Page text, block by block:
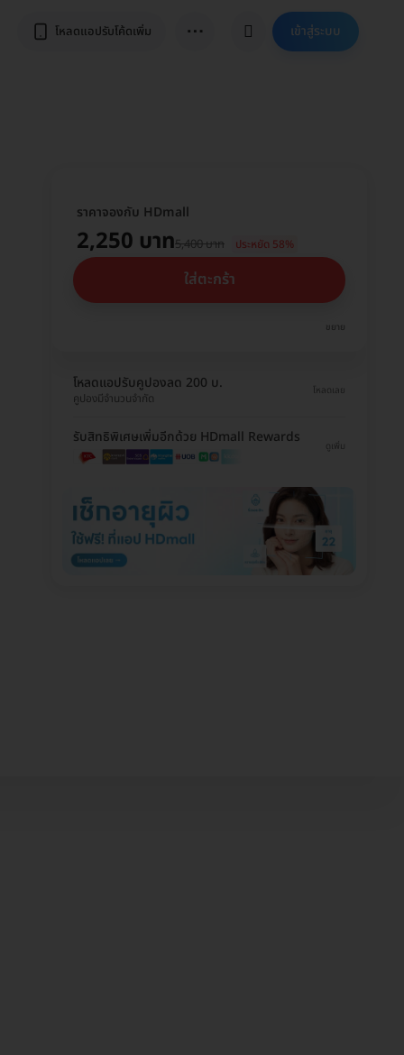
โหลดแอปรับโค้ดเพิ่ม ⋯ เข้าสู่ระบบ
ราคาจองกับ HDmall
2,250 บาท5,400 บาท ประหยัด 58%
ใส่ตะกร้า
ขยาย
โหลดแอปรับคูปองลด 200 บ.
คูปองมีจำนวนจำกัด
โหลดเลย
รับสิทธิพิเศษเพิ่มอีกด้วย HDmall Rewards
ดูเพิ่ม